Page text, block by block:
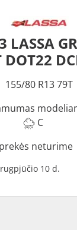
LASSA
DOT22
155/80 R13 79T
C
neturime
10 d.